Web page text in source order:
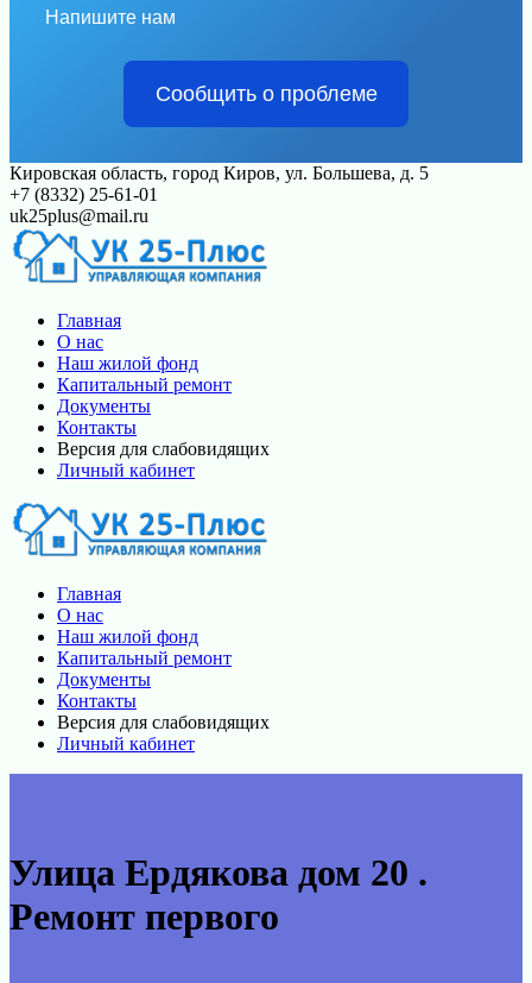
Напишите нам
Сообщить о проблеме
Перейти
к
контенту
Кировская область, город Киров, ул. Большева, д. 5
+7 (8332) 25-61-01
uk25plus@mail.ru
Главная
О нас
Наш жилой фонд
Капитальный ремонт
Документы
Контакты
Версия для слабовидящих
Личный кабинет
Главная
О нас
Наш жилой фонд
Капитальный ремонт
Документы
Контакты
Версия для слабовидящих
Личный кабинет
Улица Ердякова дом 20 .
Ремонт первого